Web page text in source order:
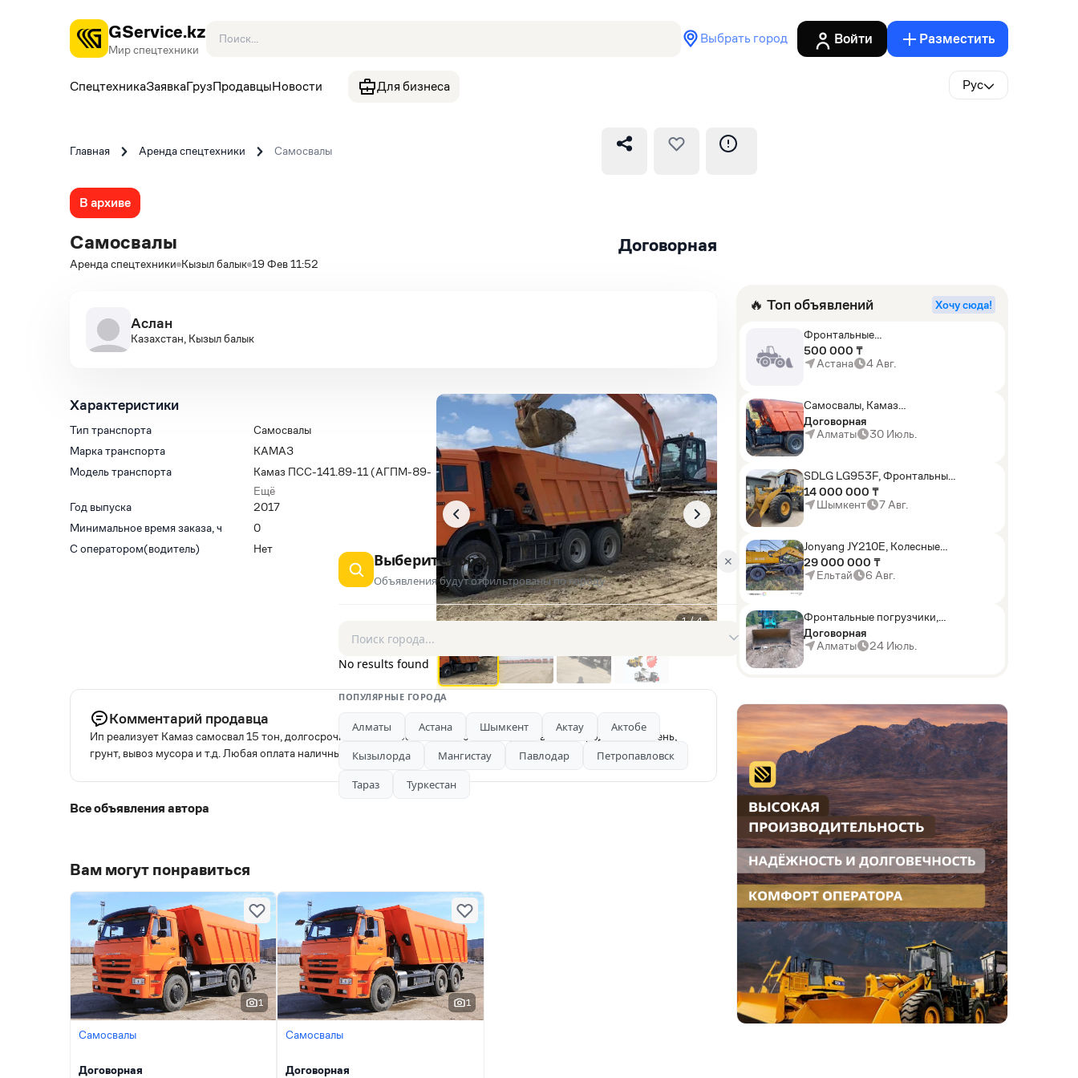
GService.kz
Мир спецтехники
Выбрать город Войти Разместить
СпецтехникаЗаявкаГрузПродавцыНовости Для бизнеса Рус
Главная Аренда спецтехники Самосвалы
В архиве
Самосвалы
Аренда спецтехники Кызыл балык 19 Фев 11:52
Договорная
Аслан
Казахстан, Кызыл балык
Характеристики
Тип транспорта
Самосвалы
Марка транспорта
КАМАЗ
Модель транспорта
Камаз ПСС-141.89-11 (АГПМ-89-
11) (шасси КАМАЗ-65115 6х4)
Ещё
Год выпуска
2017
Минимальное время заказа, ч
0
С оператором(водитель)
Нет
1 / 4
Комментарий продавца
Ип реализует Камаз самосвал 15 тон, долгосрочный и краткосрочный, и от также доставка по городу, пгс, щебень,
грунт, вывоз мусора и т.д. Любая оплата наличный, безналичный расчёт. Работаем 24/7 дней.
Все объявления автора
Вам могут понравиться
1
Самосвалы
Договорная
1
Самосвалы
Договорная
🔥 Топ объявлений Хочу сюда!
Фронтальные
погрузчики,Экскаваторы-
погрузчики,Мини-
погрузчики,Горные
500 000 ₸
Астана
4 Авг.
Самосвалы, Камаз
АГП-29РТ (шасси
KАМАЗ-43114 6x6)
Договорная
Алматы
30 Июль.
SDLG LG953F, Фронтальные
погрузчики
14 000 000 ₸
Шымкент
7 Авг.
Jonyang JY210E, Колесные
экскаваторы
29 000 000 ₸
Ельтай
6 Авг.
Фронтальные погрузчики,
Sunward ZYJ 320
Договорная
Алматы
24 Июль.
✕
Выберите город
Объявления будут отфильтрованы по городу
No results found
ПОПУЛЯРНЫЕ ГОРОДА
Алматы Астана Шымкент Актау
Актобе
Кызылорда
Мангистау Павлодар
Петропавловск
Тараз
Туркестан